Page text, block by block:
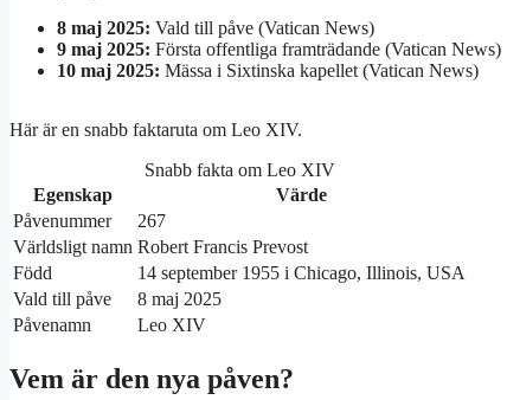
8 maj 2025: Vald till påve (Vatican News)
9 maj 2025: Första offentliga framträdande (Vatican News)
10 maj 2025: Mässa i Sixtinska kapellet (Vatican News)
Här är en snabb faktaruta om Leo XIV.
Snabb fakta om Leo XIV
Egenskap
Värde
Påvenummer
267
Världsligt namn Robert Francis Prevost
Född
14 september 1955 i Chicago, Illinois, USA
Vald till påve
8 maj 2025
Påvenamn
Leo XIV
Vem är den nya påven?